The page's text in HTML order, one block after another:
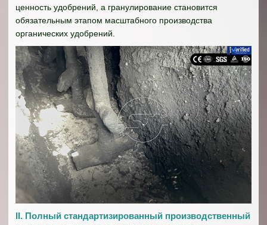
ценность удобрений, а гранулирование становится
обязательным этапом масштабного производства
органических удобрений.
II. Полный стандартизированный производственный